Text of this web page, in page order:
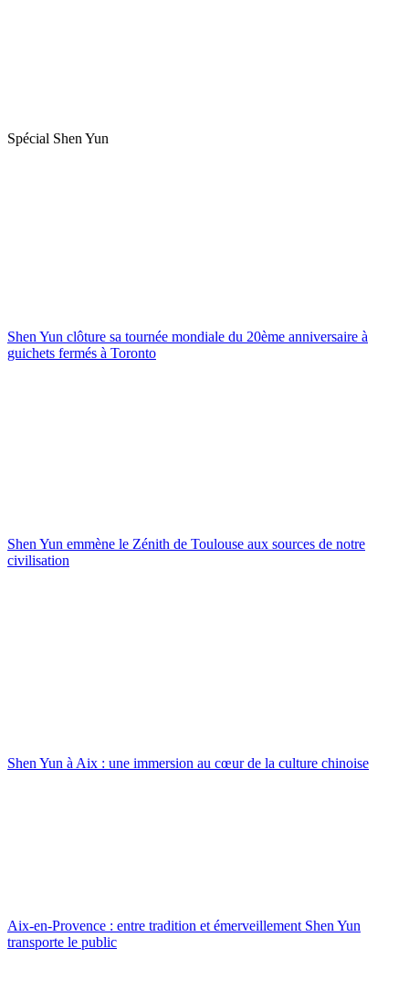
Spécial Shen Yun
Shen Yun clôture sa tournée mondiale du 20ème anniversaire à
guichets fermés à Toronto
Shen Yun emmène le Zénith de Toulouse aux sources de notre
civilisation
Shen Yun à Aix : une immersion au cœur de la culture chinoise
Aix-en-Provence : entre tradition et émerveillement Shen Yun
transporte le public